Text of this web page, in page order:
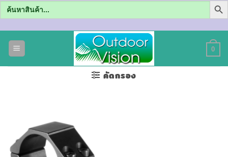
Search
for:
0
คัดกรอง